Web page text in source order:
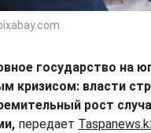
государство на
кризисом: власти
рост
передает